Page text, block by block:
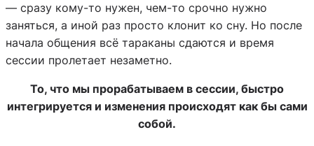
— сразу кому-то нужен, чем-то срочно нужно
заняться, а иной раз просто клонит ко сну. Но после
начала общения всё тараканы сдаются и время
сессии пролетает незаметно.
То, что мы прорабатываем в сессии, быстро
интегрируется и изменения происходят как бы сами
собой.